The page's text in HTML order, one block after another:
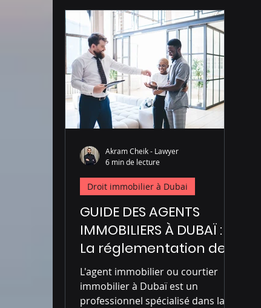
Administration à Dubai Droit pénal à
GUIDE DES AGENTS
IMMOBILIERS À DUBAÏ :
La réglementation des
agents immobiliers
résumée
L'agent immobilier ou courtier
immobilier à Dubaï est un
professionnel spécialisé dans la
Droit immobilier à Dubai
Akram Cheik - Lawyer
6 min de lecture